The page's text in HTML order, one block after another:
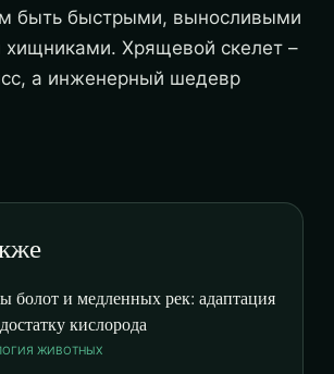
быть быстрыми, выносливыми
Хрящевой скелет –
а инженерный шедевр
болот и медленных рек: адаптация
кислорода
ЖИВОТНЫХ